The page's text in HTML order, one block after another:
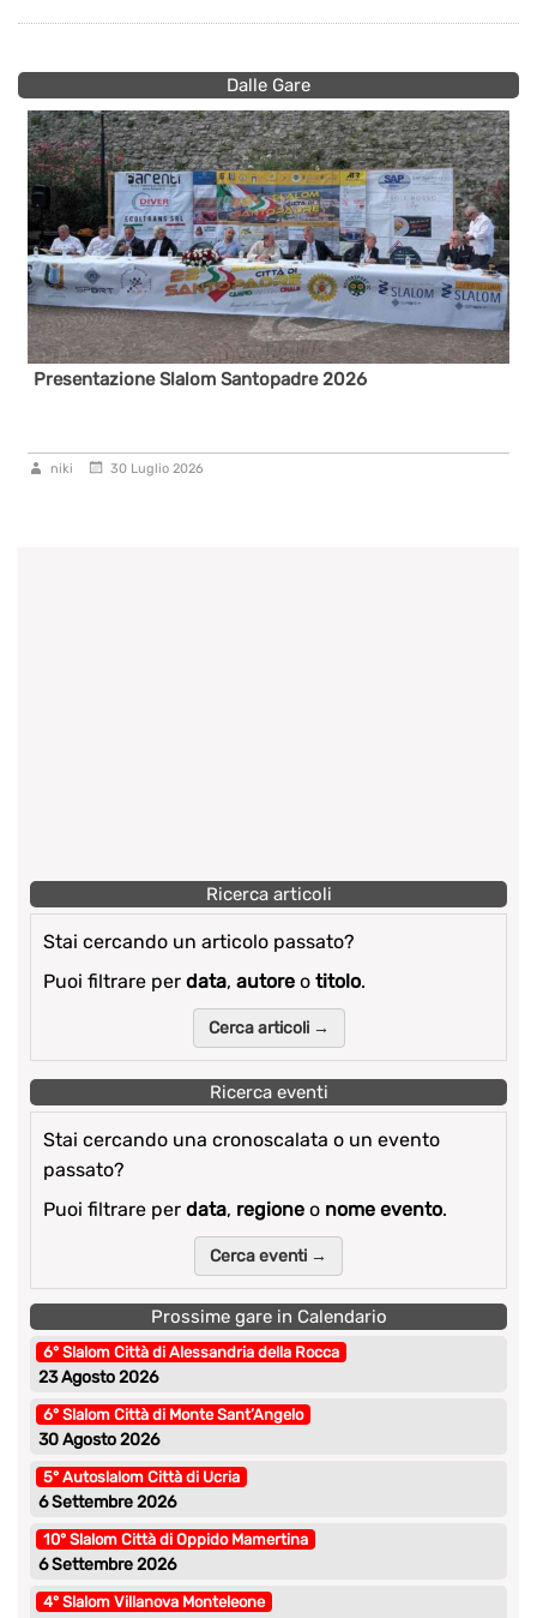
Dalle Gare
Presentazione Slalom Santopadre 2026
niki 30 Luglio 2026
Ricerca articoli
Stai cercando un articolo passato?
Puoi filtrare per data, autore o titolo.
Cerca articoli →
Ricerca eventi
Stai cercando una cronoscalata o un evento
passato?
Puoi filtrare per data, regione o nome evento.
Cerca eventi →
Prossime gare in Calendario
6° Slalom Città di Alessandria della Rocca
23 Agosto 2026
6° Slalom Città di Monte Sant’Angelo
30 Agosto 2026
5° Autoslalom Città di Ucria
6 Settembre 2026
10° Slalom Città di Oppido Mamertina
6 Settembre 2026
4° Slalom Villanova Monteleone